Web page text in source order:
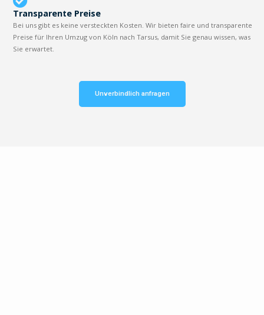
Transparente Preise
Bei uns gibt es keine versteckten Kosten. Wir bieten faire und transparente
Preise für Ihren Umzug von Köln nach Tarsus, damit Sie genau wissen, was
Sie erwartet.
Unverbindlich anfragen